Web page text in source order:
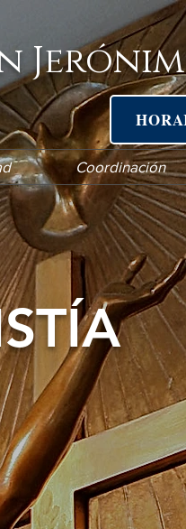
Coordinación